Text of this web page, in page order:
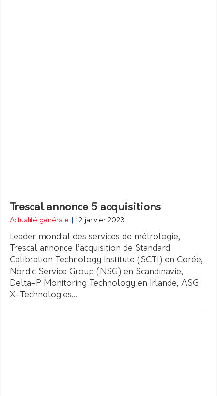
Trescal annonce 5 acquisitions
Actualité générale 12 janvier 2023
Leader mondial des services de métrologie,
Trescal annonce l’acquisition de Standard
Calibration Technology Institute (SCTI) en Corée,
Nordic Service Group (NSG) en Scandinavie,
Delta-P Monitoring Technology en Irlande, ASG
X-Technologies…